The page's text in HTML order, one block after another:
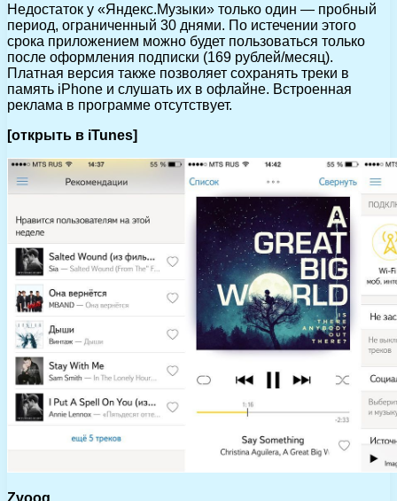
Недостаток у «Яндекс.Музыки» только один — пробный
период, ограниченный 30 днями. По истечении этого
срока приложением можно будет пользоваться только
после оформления подписки (169 рублей/месяц).
Платная версия также позволяет сохранять треки в
память iPhone и слушать их в офлайне. Встроенная
реклама в программе отсутствует.
[открыть в iTunes]
Zvooq